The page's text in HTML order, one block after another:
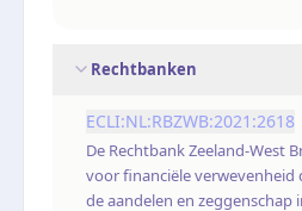
Rechtbanken
ECLI:NL:RBZWB:2021:2618
De Rechtbank Zeeland-West
voor financiële verwevenheid
de aandelen en zeggenschap